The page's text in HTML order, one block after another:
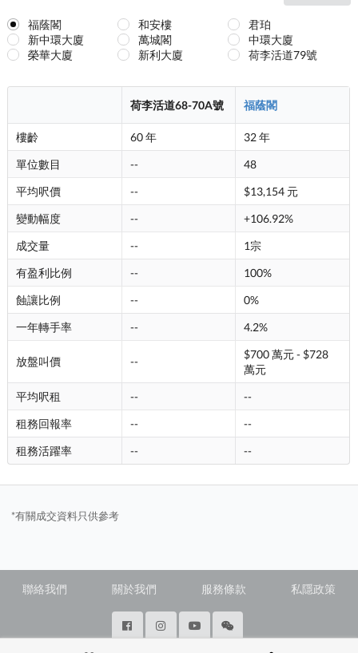
福蔭閣 和安樓
君珀
新中環大廈
萬城閣
中環大廈
榮華大廈
新利大廈 荷李活道79號
荷李活道68-70A號 福蔭閣
樓齡 60 年
32 年
單位數目
--
48
平均呎價
--
$13,154 元
變動幅度
--
+106.92%
成交量
--
1宗
有盈利比例
--
100%
蝕讓比例
--
0%
一年轉手率
-- 4.2%
放盤叫價 --
$700 萬元 - $728
萬元
平均呎租
--
--
租務回報率
--
--
租務活躍率
-- --
*有關成交資料只供參考
聯絡我們 關於我們 服務條款 私隱政策